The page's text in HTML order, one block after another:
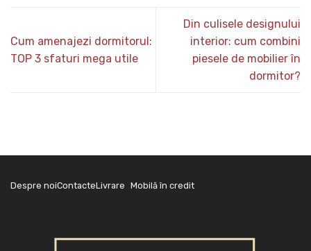
Cum amenajezi dormitorul:
TOP 3 sfaturi mega utile
Din culisele designului
interior: cum combini
piesele de mobilier în
dormitor?
Despre noiContacteLivrare Mobilă în credit